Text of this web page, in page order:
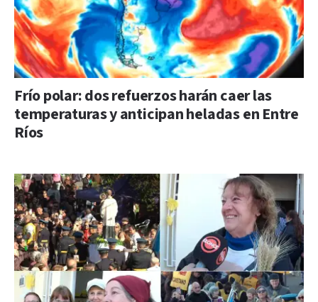
Frío polar: dos refuerzos harán caer las
temperaturas y anticipan heladas en Entre
Ríos